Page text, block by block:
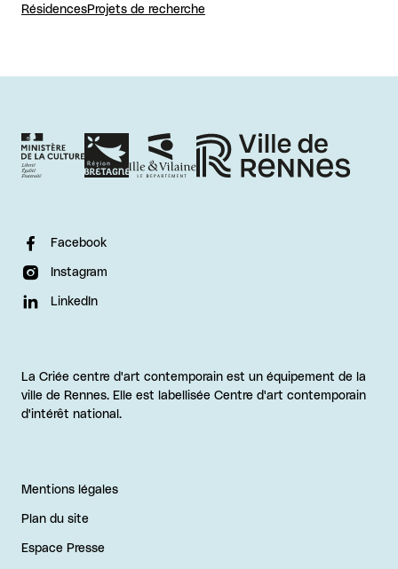
RésidencesProjets de recherche
Facebook
Instagram
LinkedIn
La Criée centre d'art contemporain est un équipement de la
ville de Rennes. Elle est labellisée Centre d'art contemporain
d'intérêt national.
Mentions légales
Plan du site
Espace Presse